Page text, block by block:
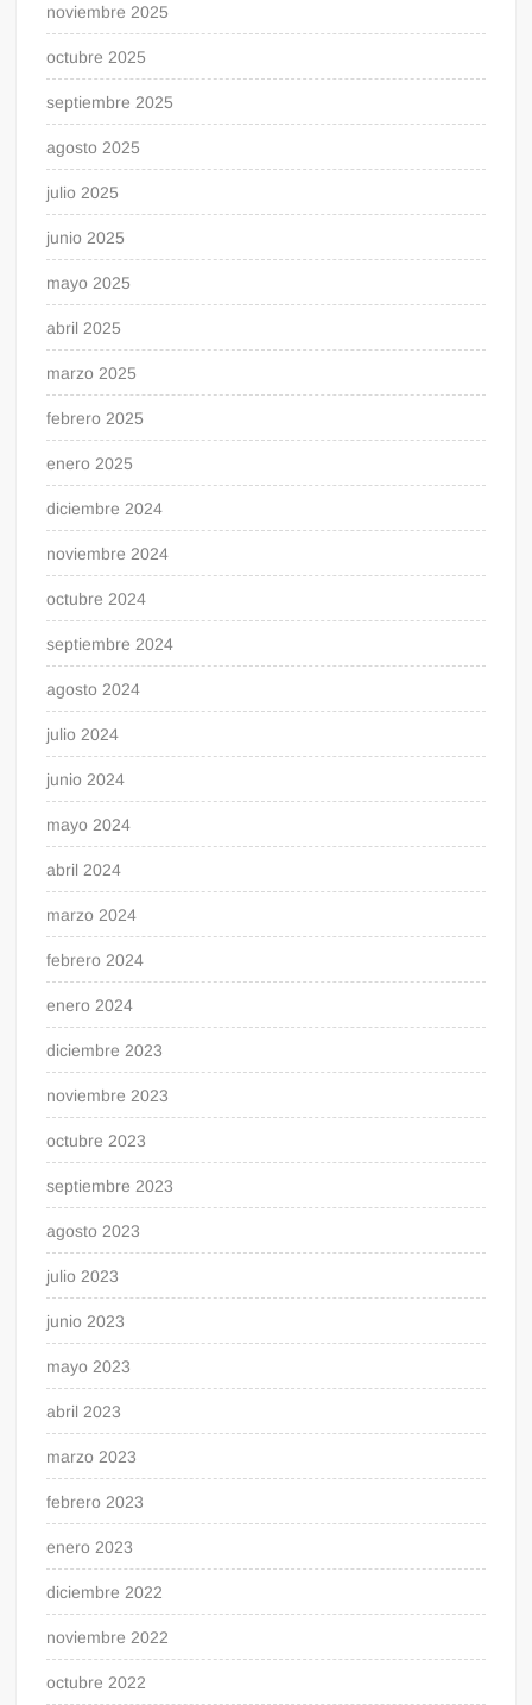
noviembre 2025
octubre 2025
septiembre 2025
agosto 2025
julio 2025
junio 2025
mayo 2025
abril 2025
marzo 2025
febrero 2025
enero 2025
diciembre 2024
noviembre 2024
octubre 2024
septiembre 2024
agosto 2024
julio 2024
junio 2024
mayo 2024
abril 2024
marzo 2024
febrero 2024
enero 2024
diciembre 2023
noviembre 2023
octubre 2023
septiembre 2023
agosto 2023
julio 2023
junio 2023
mayo 2023
abril 2023
marzo 2023
febrero 2023
enero 2023
diciembre 2022
noviembre 2022
octubre 2022